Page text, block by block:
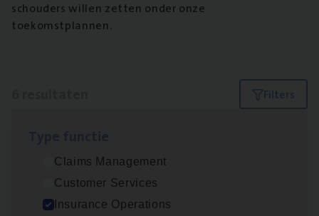
schouders willen zetten onder onze
toekomstplannen.
Filters
Claims Management
Customer Services
Insurance Operations
Dos­sier­be­heer­der Gewaar­borgd Inkomen
Insurance Operations
Antwerpen